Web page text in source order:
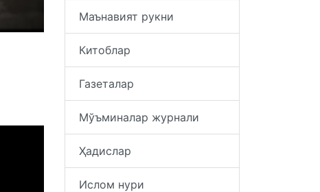
Маънавият рукни
Китоблар
Газеталар
Мўъминалар журнали
Ҳадислар
Ислом нури